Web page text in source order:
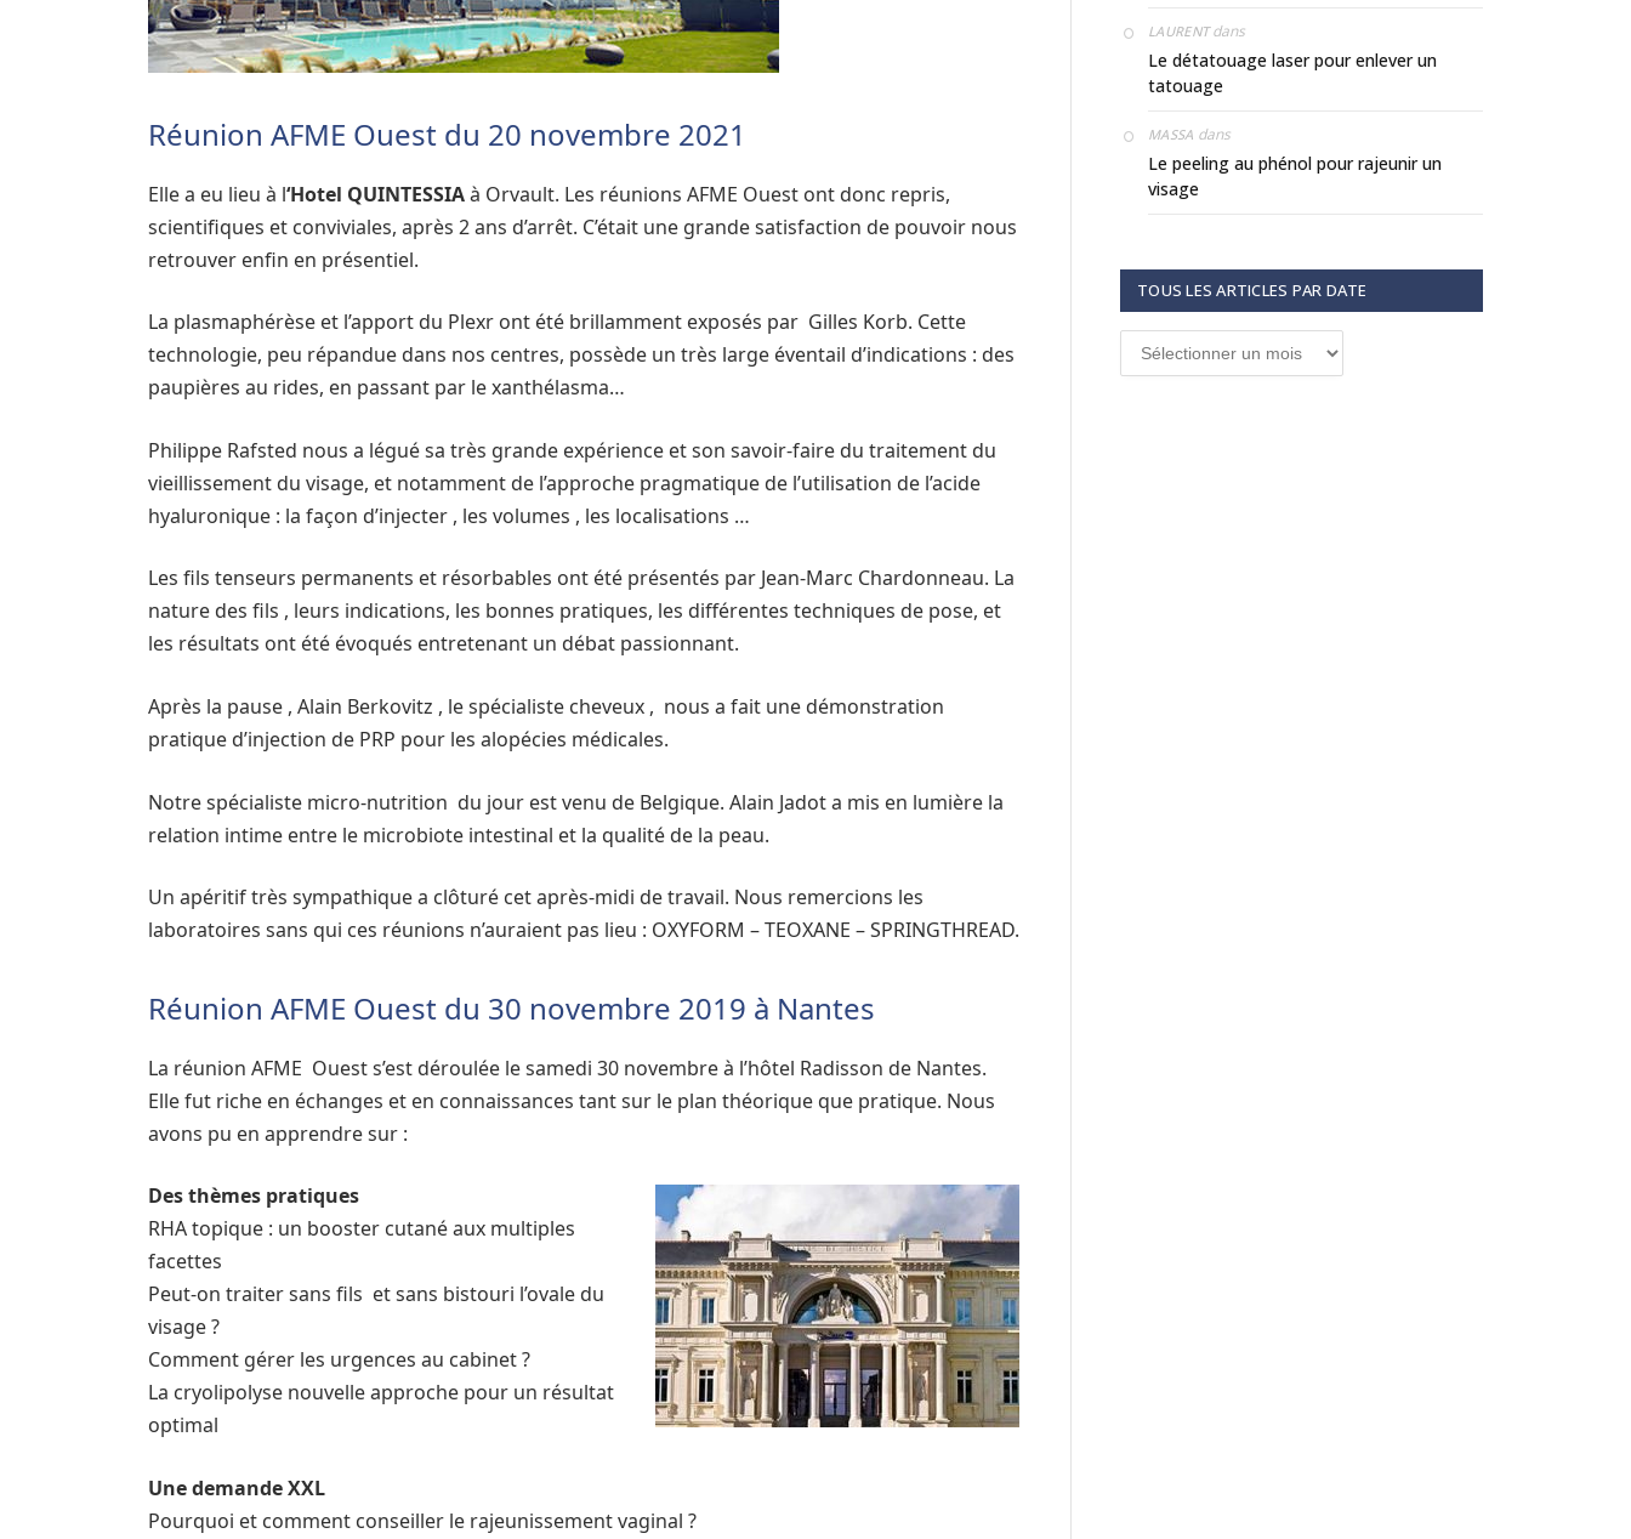
Réunion AFME Ouest du 20 novembre 2021
Elle a eu lieu à l‘Hotel QUINTESSIAà Orvault. Les réunions AFME Ouest ont donc repris,
scientifiques et conviviales, après 2 ans d’arrêt. C’était une grande satisfaction de pouvoir nous
retrouver enfin en présentiel.
La plasmaphérèse et l’apport du Plexr ont été brillamment exposés par Gilles Korb. Cette
technologie, peu répandue dans nos centres, possède un très large éventail d’indications : des
paupières au rides, en passant par le xanthélasma…
Philippe Rafsted nous a légué sa très grande expérience et son savoir-faire du traitement du
vieillissement du visage, et notamment de l’approche pragmatique de l’utilisation de l’acide
hyaluronique : la façon d’injecter , les volumes , les localisations …
Les fils tenseurs permanents et résorbables ont été présentés par Jean-Marc Chardonneau. La
nature des fils , leurs indications, les bonnes pratiques, les différentes techniques de pose, et
les résultats ont été évoqués entretenant un débat passionnant.
Après la pause , Alain Berkovitz , le spécialiste cheveux , nous a fait une démonstration
pratique d’injection de PRP pour les alopécies médicales.
Notre spécialiste micro-nutrition du jour est venu de Belgique. Alain Jadot a mis en lumière la
relation intime entre le microbiote intestinal et la qualité de la peau.
Un apéritif très sympathique a clôturé cet après-midi de travail. Nous remercions les
laboratoires sans qui ces réunions n’auraient pas lieu : OXYFORM – TEOXANE – SPRINGTHREAD.
Réunion AFME Ouest du 30 novembre 2019 à Nantes
La réunion AFME Ouest s’est déroulée le samedi 30 novembre à l’hôtel Radisson de Nantes.
Elle fut riche en échanges et en connaissances tant sur le plan théorique que pratique. Nous
avons pu en apprendre sur :
Des thèmes pratiques
RHA topique : un booster cutané aux multiples
facettes
Peut-on traiter sans fils et sans bistouri l’ovale du
visage ?
Comment gérer les urgences au cabinet ?
La cryolipolyse nouvelle approche pour un résultat
optimal
Une demande XXL
Pourquoi et comment conseiller le rajeunissement vaginal ?
LAURENTdans
Le détatouage laser pour enlever un
tatouage
MASSA dans
Le peeling au phénol pour rajeunir un
visage
TOUS LES ARTICLES PAR DATE
Tous